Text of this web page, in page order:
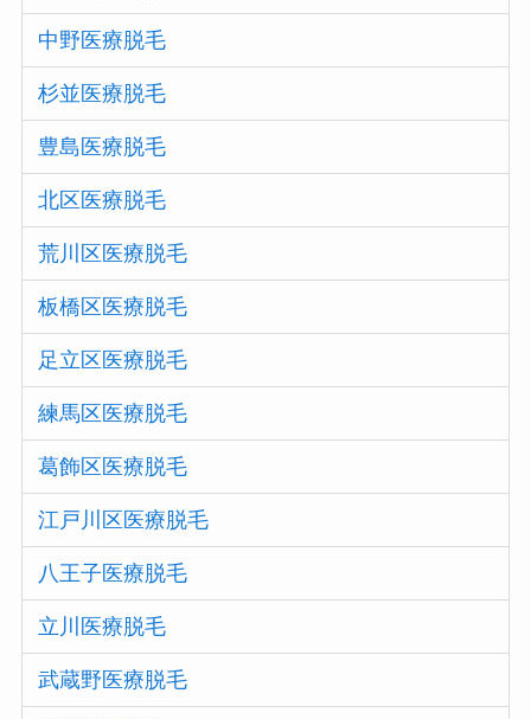
中野医療脱毛
杉並医療脱毛
豊島医療脱毛
北区医療脱毛
荒川区医療脱毛
板橋区医療脱毛
足立区医療脱毛
練馬区医療脱毛
葛飾区医療脱毛
江戸川区医療脱毛
八王子医療脱毛
立川医療脱毛
武蔵野医療脱毛